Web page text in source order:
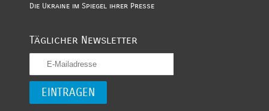
Die Ukraine im Spiegel ihrer Presse
Täglicher Newsletter